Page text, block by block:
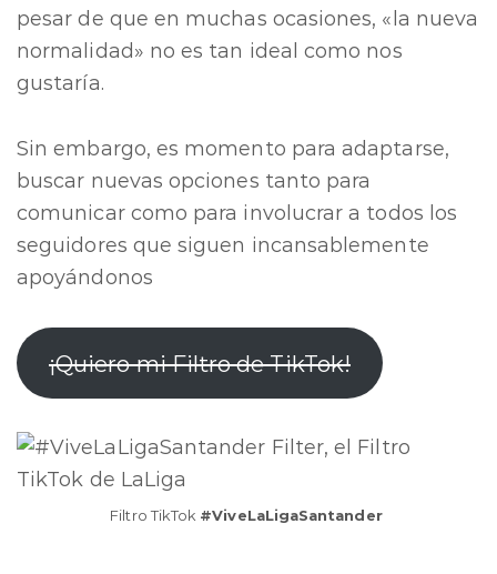
pesar de que en muchas ocasiones, «la nueva
normalidad» no es tan ideal como nos
gustaría.
Sin embargo, es momento para adaptarse,
buscar nuevas opciones tanto para
comunicar como para involucrar a todos los
seguidores que siguen incansablemente
apoyándonos
¡Quiero mi Filtro de TikTok!
Filtro TikTok #ViveLaLigaSantander